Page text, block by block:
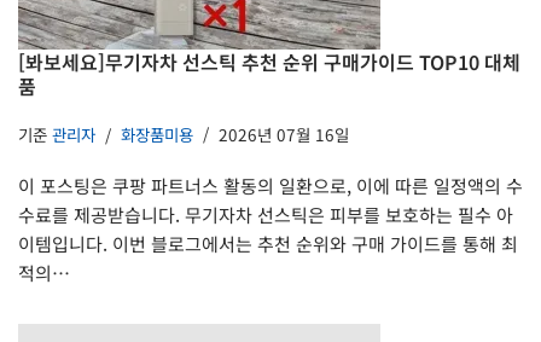
[봐보세요]무기자차 선스틱 추천 순위 구매가이드 TOP10 대체
품
기준 관리자 화장품미용 2026년 07월 16일
이 포스팅은 쿠팡 파트너스 활동의 일환으로, 이에 따른 일정액의 수
수료를 제공받습니다. 무기자차 선스틱은 피부를 보호하는 필수 아
이템입니다. 이번 블로그에서는 추천 순위와 구매 가이드를 통해 최
적의…